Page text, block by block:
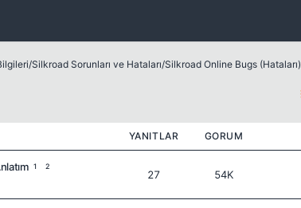
/Silkroad Sorunları ve Hataları/Silkroad Online Bugs (Hataları)
YANITLAR GORUM
1 2
27 54K